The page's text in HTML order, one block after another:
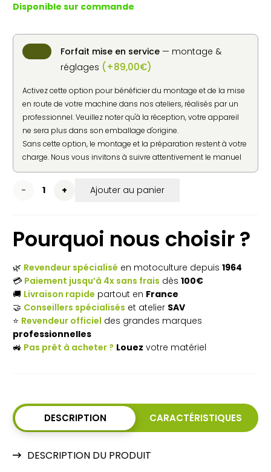
initial
1
510,00€.
actuel
1
381,40€.
Disponible sur commande
Forfait mise en service — montage &
réglages (+89,00€)
Activez cette option pour bénéficier du montage et de la mise
en route de votre machine dans nos ateliers, réalisés par un
professionnel. Veuillez noter qu'à la réception, votre appareil
ne sera plus dans son emballage d'origine.
Sans cette option, le montage et la préparation restent à votre
charge. Nous vous invitons à suivre attentivement le manuel
d'utilisation fourni par le constructeur pour une mise en
quantité
Broyeur
végétaux
thermique
KIVA
Destroï
50
mm
Ajouter au panier
Pourquoi nous choisir ?
🌿 Revendeur spécialisé en motoculture depuis 1964
💳 Paiement jusqu’à 4x sans frais dès 100€
🚚 Livraison rapide partout en France
🤝 Conseillers spécialisés et atelier SAV
⭐ Revendeur officiel des grandes marques
professionnelles
🚜 Pas prêt à acheter ? Louez votre matériel
DESCRIPTION CARACTÉRISTIQUES
DESCRIPTION DU PRODUIT